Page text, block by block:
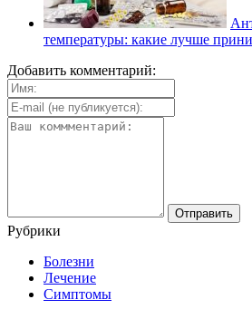
температуры: какие лучше
Добавить комментарий:
Рубрики
Болезни
Лечение
Симптомы